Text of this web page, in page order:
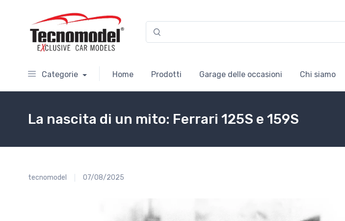
Categorie Home Prodotti Garage delle occasioni Chi siamo
La nascita di un mito: Ferrari 125S e 159S
tecnomodel 07/08/2025